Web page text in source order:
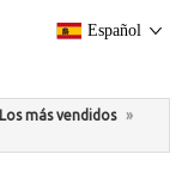
Español
Los más vendidos
»